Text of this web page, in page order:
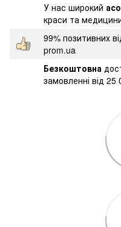
У нас широкий
краси та
99% позитивних
prom.ua
Безкоштовна
замовленні від 25